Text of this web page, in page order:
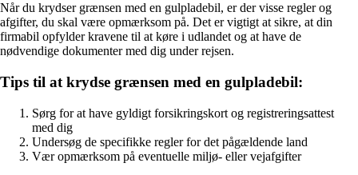
Når du krydser grænsen med en gulpladebil, er der visse regler og
afgifter, du skal være opmærksom på. Det er vigtigt at sikre, at din
firmabil opfylder kravene til at køre i udlandet og at have de
nødvendige dokumenter med dig under rejsen.
Tips til at krydse grænsen med en gulpladebil:
Sørg for at have gyldigt forsikringskort og registreringsattest
med dig
Undersøg de specifikke regler for det pågældende land
Vær opmærksom på eventuelle miljø- eller vejafgifter